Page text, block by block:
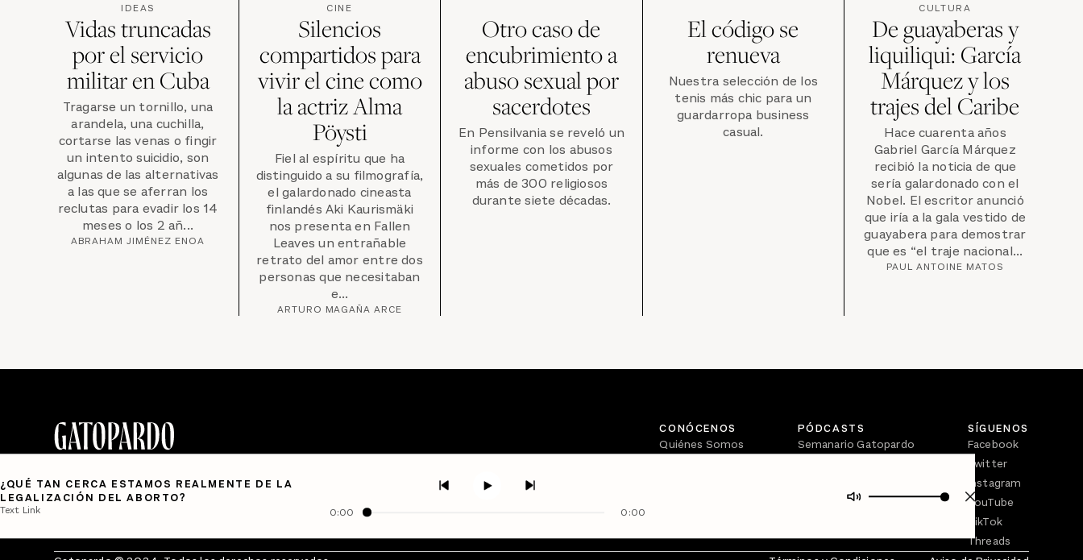
IDEAS
Vidas truncadas
por el servicio
militar en Cuba
Tragarse un tornillo, una
arandela, una cuchilla,
cortarse las venas o fingir
un intento suicidio, son
algunas de las alternativas
a las que se aferran los
reclutas para evadir los 14
meses o los 2 añ...
ABRAHAM JIMÉNEZ ENOA
CINE
Silencios
compartidos para
vivir el cine como
la actriz Alma
Pöysti
Fiel al espíritu que ha
distinguido a su filmografía,
el galardonado cineasta
finlandés Aki Kaurismäki
nos presenta en Fallen
Leaves un entrañable
retrato del amor entre dos
personas que necesitaban
e...
ARTURO MAGAÑA ARCE
Otro caso de
encubrimiento a
abuso sexual por
sacerdotes
En Pensilvania se reveló un
informe con los abusos
sexuales cometidos por
más de 300 religiosos
durante siete décadas.
El código se
renueva
Nuestra selección de los
tenis más chic para un
guardarropa business
casual.
CULTURA
De guayaberas y
liquiliqui: García
Márquez y los
trajes del Caribe
Hace cuarenta años
Gabriel García Márquez
recibió la noticia de que
sería galardonado con el
Nobel. El escritor anunció
que iría a la gala vestido de
guayabera para demostrar
que es “el traje nacional...
PAUL ANTOINE MATOS
¿QUÉ TAN CERCA ESTAMOS REALMENTE DE LA
LEGALIZACIÓN DEL ABORTO?
Text Link 0:00 0:00
CONÓCENOS
Quiénes Somos
PÓDCASTS
Semanario Gatopardo
SÍGUENOS
Facebook
Twitter
Instagram
YouTube
TikTok
Threads